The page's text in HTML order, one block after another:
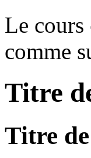
Le cours
comme
Titre
Titre